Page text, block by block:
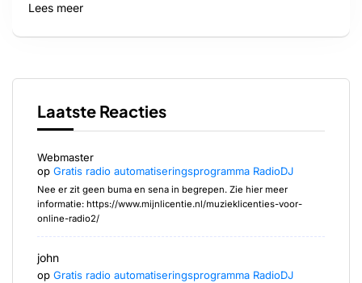
Lees meer
Laatste Reacties
Webmaster
op Gratis radio automatiseringsprogramma RadioDJ
Nee er zit geen buma en sena in begrepen. Zie hier meer
informatie: https://www.mijnlicentie.nl/muzieklicenties-voor-
online-radio2/
john
op Gratis radio automatiseringsprogramma RadioDJ